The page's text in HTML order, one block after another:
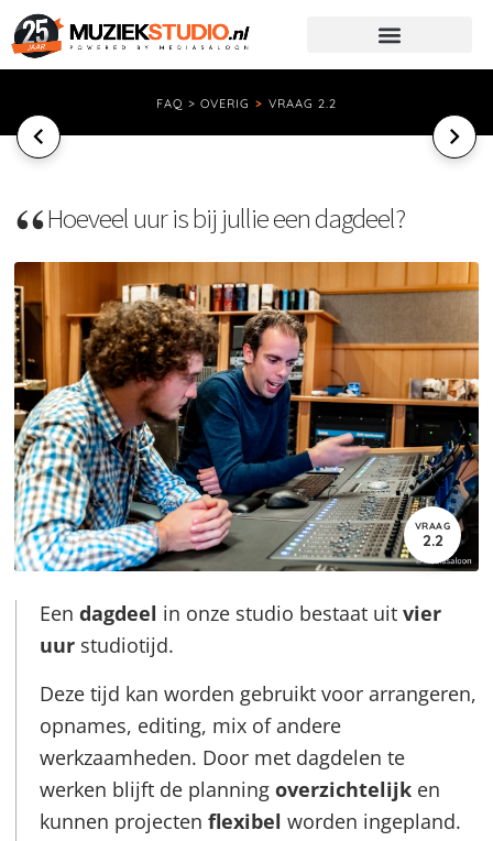
FAQ > OVERIG > VRAAG 2.2
Hoeveel uur is bij jullie een dagdeel?
VRAAG
2.2
Eendagdeel in onze studio bestaat uitvier
uur studiotijd.
Deze tijd kan worden gebruikt voor arrangeren,
opnames, editing, mix of andere
werkzaamheden. Door met dagdelen te
werken blijft de planningoverzichtelijk en
kunnen projectenflexibel worden ingepland.